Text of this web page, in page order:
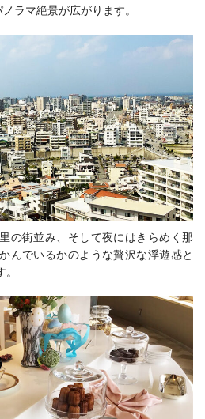
ラマ絶景が広がります。
の街並み、そして夜にはきらめく那
んでいるかのような贅沢な浮遊感と